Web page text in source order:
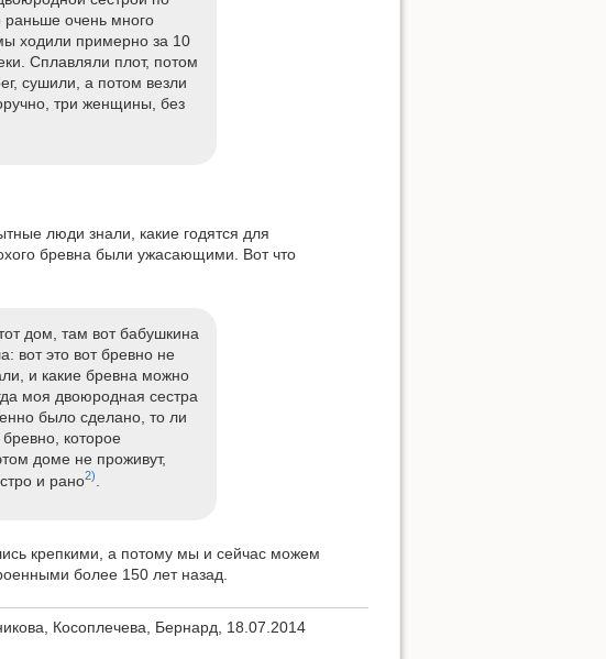
очень много
ходили примерно за 10
Сплавляли плот, потом
сушили, а потом везли
три женщины, без
люди знали, какие годятся для
бревна были ужасающими. Вот что
дом, там вот бабушкина
вот это вот бревно не
и какие бревна можно
моя двоюродная сестра
было сделано, то ли
которое
доме не проживут,
и рано2)
крепкими, а потому мы и сейчас можем
более 150 лет назад.
Косоплечева, Бернард, 18.07.2014